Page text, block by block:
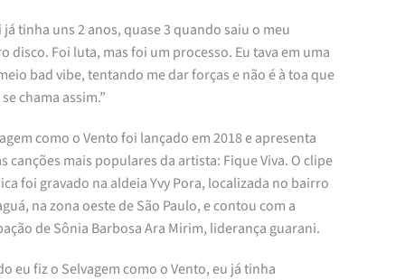
já tinha uns 2 anos, quase 3 quando saiu o meu
disco. Foi luta, mas foi um processo. Eu tava em uma
bad vibe, tentando me dar forças e não é à toa que
chama assim.”
como o Vento foi lançado em 2018 e apresenta
canções mais populares da artista: Fique Viva. O clipe
foi gravado na aldeia Yvy Pora, localizada no bairro
na zona oeste de São Paulo, e contou com a
de Sônia Barbosa Ara Mirim, liderança guarani.
eu fiz o Selvagem como o Vento, eu já tinha